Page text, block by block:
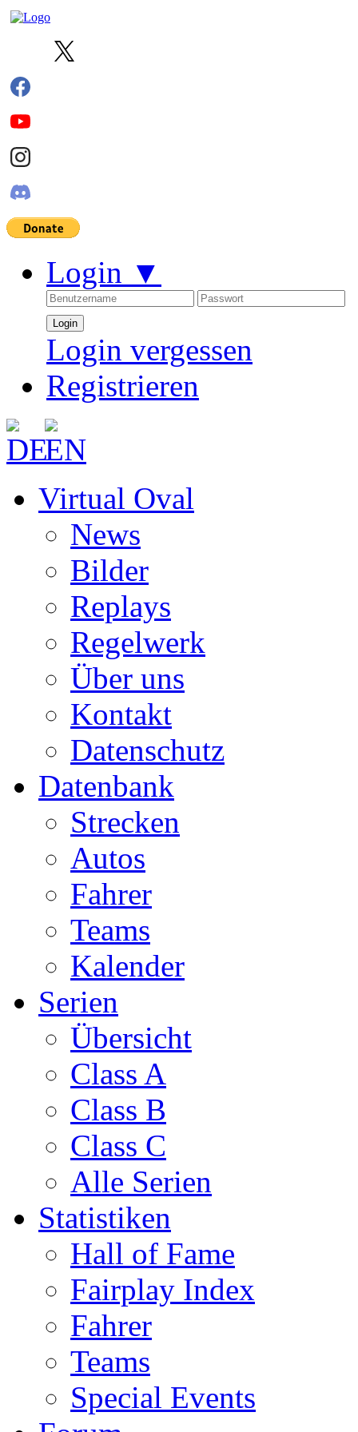
Login ▼
Login vergessen
Registrieren
Virtual Oval
News
Bilder
Replays
Regelwerk
Über uns
Kontakt
Datenschutz
Datenbank
Strecken
Autos
Fahrer
Teams
Kalender
Serien
Übersicht
Class A
Class B
Class C
Alle Serien
Statistiken
Hall of Fame
Fairplay Index
Fahrer
Teams
Special Events